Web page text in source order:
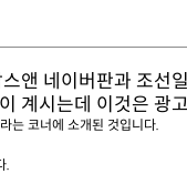
앤 네이버판과 조선
계시는데 이것은 광
라는 코너에 소개된 것입니다.
.